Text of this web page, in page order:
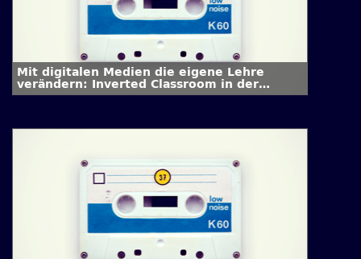
Mit digitalen Medien die eigene Lehre
verändern: Inverted Classroom in der
Neuroinformatik